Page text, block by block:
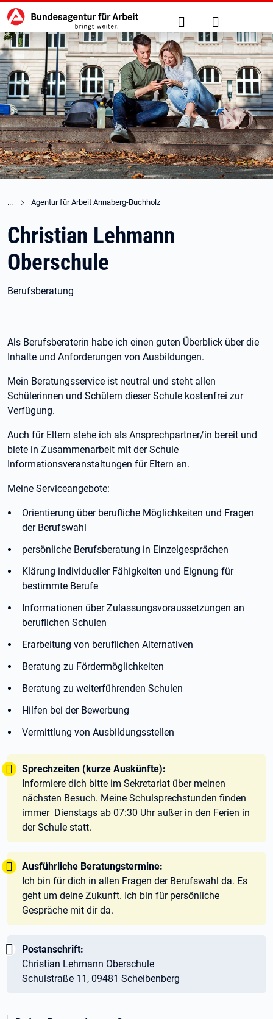
zu den Hauptinhalten springen
Hauptnavigation Suche Anmelden
Agentur für Arbeit Annaberg-Buchholz
Christian Lehmann
Oberschule
Berufsberatung
Als Berufsberaterin habe ich einen guten Überblick über die
Inhalte und Anforderungen von Ausbildungen.
Mein Beratungsservice ist neutral und steht allen
Schülerinnen und Schülern dieser Schule kostenfrei zur
Verfügung.
Auch für Eltern stehe ich als Ansprechpartner/in bereit und
biete in Zusammenarbeit mit der Schule
Informationsveranstaltungen für Eltern an.
Meine Serviceangebote:
Orientierung über berufliche Möglichkeiten und Fragen
der Berufswahl
persönliche Berufsberatung in Einzelgesprächen
Klärung individueller Fähigkeiten und Eignung für
bestimmte Berufe
Informationen über Zulassungsvoraussetzungen an
beruflichen Schulen
Erarbeitung von beruflichen Alternativen
Beratung zu Fördermöglichkeiten
Beratung zu weiterführenden Schulen
Hilfen bei der Bewerbung
Vermittlung von Ausbildungsstellen
Tipp:
Sprechzeiten (kurze Auskünfte):
Informiere dich bitte im Sekretariat über meinen
nächsten Besuch. Meine Schulsprechstunden finden
immer Dienstags ab 07:30 Uhr außer in den Ferien in
der Schule statt.
Tipp:
Ausführliche Beratungstermine:
Ich bin für dich in allen Fragen der Berufswahl da. Es
geht um deine Zukunft. Ich bin für persönliche
Gespräche mit dir da.
Wichtig:
Postanschrift:
Christian Lehmann Oberschule
Schulstraße 11, 09481 Scheibenberg